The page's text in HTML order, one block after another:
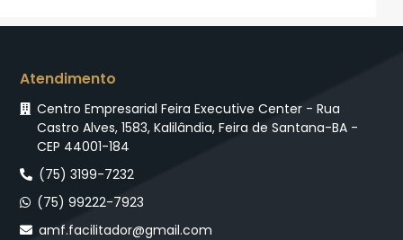
Atendimento
Centro Empresarial Feira Executive Center - Rua
Castro Alves, 1583, Kalilândia, Feira de Santana-BA -
CEP 44001-184
(75) 3199-7232
(75) 99222-7923
amf.facilitador@gmail.com